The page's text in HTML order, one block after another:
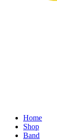
Home
Shop
Band